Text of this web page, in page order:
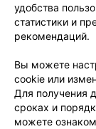
Суши, роллы
удобства
статистики и
рекомендаций.
Вы можете
cookie или
Для получения
сроках и
можете